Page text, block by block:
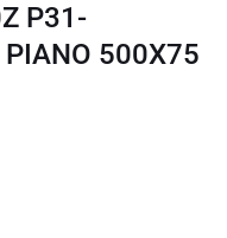
P31-
PIANO 500X75